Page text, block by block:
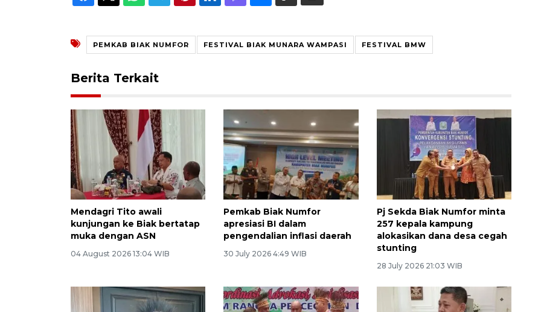
PEMKAB BIAK NUMFOR FESTIVAL BIAK MUNARA WAMPASI FESTIVAL BMW
Berita Terkait
Mendagri Tito awali
kunjungan ke Biak bertatap
muka dengan ASN
04 August 2026 13:04 WIB
Pemkab Biak Numfor
apresiasi BI dalam
pengendalian inflasi daerah
30 July 2026 4:49 WIB
Pj Sekda Biak Numfor minta
257 kepala kampung
alokasikan dana desa cegah
stunting
28 July 2026 21:03 WIB